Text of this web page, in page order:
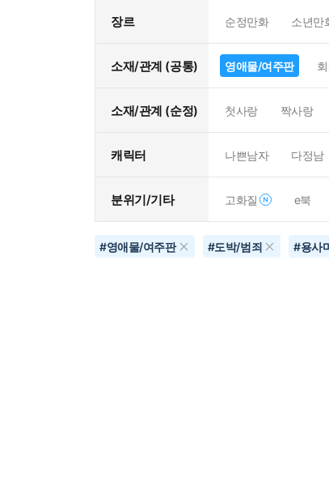
장르 순정만화 소년만
소재/관계 (공통) 영애물/여주판
소재/관계 (순정) 첫사랑 짝사랑
캐릭터 나쁜남자 다정남
분위기/기타 고화질 e북
#영애물/여주판 #도박/범죄 #용사